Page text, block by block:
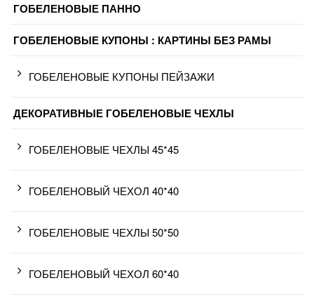
ГОБЕЛЕНОВЫЕ ПАННО
ГОБЕЛЕНОВЫЕ КУПОНЫ : КАРТИНЫ БЕЗ РАМЫ
ГОБЕЛЕНОВЫЕ КУПОНЫ ПЕЙЗАЖИ
ДЕКОРАТИВНЫЕ ГОБЕЛЕНОВЫЕ ЧЕХЛЫ
ГОБЕЛЕНОВЫЕ ЧЕХЛЫ 45*45
ГОБЕЛЕНОВЫЙ ЧЕХОЛ 40*40
ГОБЕЛЕНОВЫЕ ЧЕХЛЫ 50*50
ГОБЕЛЕНОВЫЙ ЧЕХОЛ 60*40